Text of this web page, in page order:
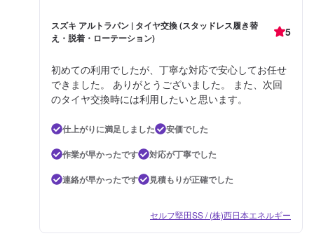
スズキ アルトラパン | タイヤ交換 (スタッドレス履き替
え・脱着・ローテーション)
5
初めての利用でしたが、丁寧な対応で安心してお任せ
できました。 ありがとうございました。 また、次回
のタイヤ交換時には利用したいと思います。
仕上がりに満足しました
安価でした
作業が早かったです
対応が丁寧でした
連絡が早かったです
見積もりが正確でした
セルフ堅田SS / (株)西日本エネルギー